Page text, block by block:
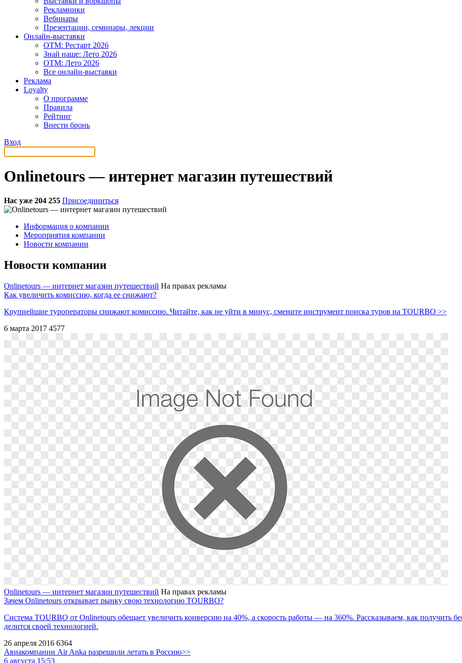
Рекламники
Вебинары
Презентации, семинары, лекции
Онлайн-выставки
OTM: Рестарт 2026
Знай наше: Лето 2026
OTM: Лето 2026
Все онлайн-выставки
Реклама
Loyalty
О программе
Правила
Рейтинг
Внести бронь
Вход
Onlinetours — интернет магазин путешествий
Нас уже 204 255 Присоединиться
Информация о компании
Мероприятия компании
Новости компании
Новости компании
Onlinetours — интернет магазин путешествий На правах рекламы
Как увеличить комиссию, когда ее снижают?
Крупнейшие туроператоры снижают комиссию. Читайте, как не уйти в минус, смените инструмент поиска туров на TOURBO >>
6 марта 2017 4577
Onlinetours — интернет магазин путешествий На правах рекламы
Зачем Onlinetours открывает рынку свою технологию TOURBO?
Система TOURBO от Onlinetours обещает увеличить конверсию на 40%, а скорость работы — на 360%. Рассказываем, как получить
делится своей технологией.
26 апреля 2016 6364
Авиакомпании Air Anka разрешили летать в Россию>>
6 августа 15:53